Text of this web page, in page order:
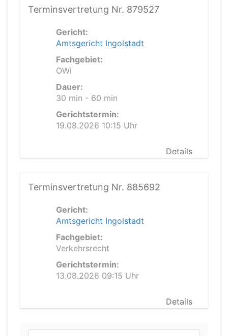
Terminsvertretung Nr. 879527
Gericht:
Amtsgericht Ingolstadt
Fachgebiet:
OWi
Dauer:
30 min - 60 min
Gerichtstermin:
19.08.2026 10:15 Uhr
Details
Terminsvertretung Nr. 885692
Gericht:
Amtsgericht Ingolstadt
Fachgebiet:
Verkehrsrecht
Gerichtstermin:
13.08.2026 09:15 Uhr
Details